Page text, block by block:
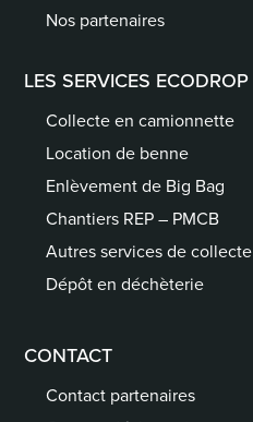
Nos partenaires
LES SERVICES ECODROP
Collecte en camionnette
Location de benne
Enlèvement de Big Bag
Chantiers REP – PMCB
Autres services de collecte
Dépôt en déchèterie
CONTACT
Contact partenaires